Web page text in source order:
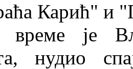
Карић" и
је
нудио